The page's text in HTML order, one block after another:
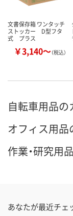
文書保存箱 ワンタッチ
ストッカー D型フタ
式 プラス
￥3,140～（税込）
自転車用品の
オフィス用品
作業・研究用
あなたが最近チェ